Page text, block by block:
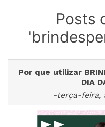
Posts
Por que utilizar
DIA
-terça-feira,